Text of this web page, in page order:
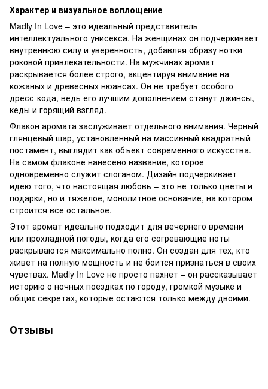
Характер и визуальное воплощение
Madly In Love – это идеальный представитель
интеллектуального унисекса. На женщинах он подчеркивает
внутреннюю силу и уверенность, добавляя образу нотки
роковой привлекательности. На мужчинах аромат
раскрывается более строго, акцентируя внимание на
кожаных и древесных нюансах. Он не требует особого
дресс-кода, ведь его лучшим дополнением станут джинсы,
кеды и горящий взгляд.
Флакон аромата заслуживает отдельного внимания. Черный
глянцевый шар, установленный на массивный квадратный
постамент, выглядит как объект современного искусства.
На самом флаконе нанесено название, которое
одновременно служит слоганом. Дизайн подчеркивает
идею того, что настоящая любовь – это не только цветы и
подарки, но и тяжелое, монолитное основание, на котором
строится все остальное.
Этот аромат идеально подходит для вечернего времени
или прохладной погоды, когда его согревающие ноты
раскрываются максимально полно. Он создан для тех, кто
живет на полную мощность и не боится признаться в своих
чувствах. Madly In Love не просто пахнет – он рассказывает
историю о ночных поездках по городу, громкой музыке и
общих секретах, которые остаются только между двоими.
Отзывы